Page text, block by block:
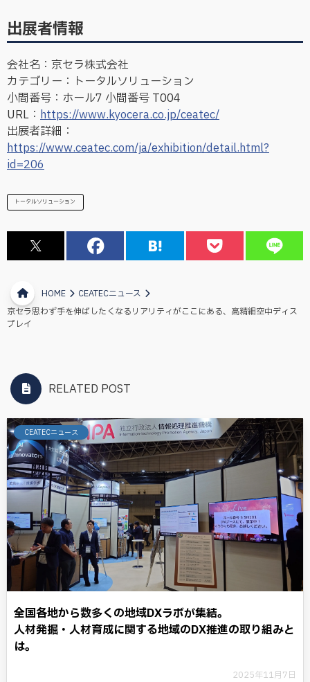
出展者情報
会社名：京セラ株式会社
カテゴリー：トータルソリューション
小間番号：ホール7 小間番号 T004
URL： https://www.kyocera.co.jp/ceatec/
出展者詳細：
https://www.ceatec.com/ja/exhibition/detail.html?
id=206
トータルソリューション
HOME
CEATECニュース
京セラ思わず手を伸ばしたくなるリアリティがここにある、高精細空中ディス
プレイ
RELATED POST
CEATECニュース
全国各地から数多くの地域DXラボが集結。
人材発掘・人材育成に関する地域のDX推進の取り組みと
は。
2025年11月7日